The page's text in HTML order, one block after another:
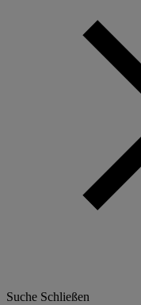
Suche Schließen